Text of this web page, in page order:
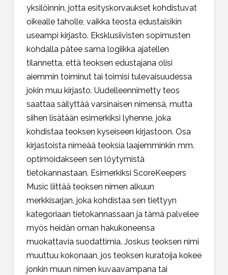
yksilöinnin, jotta esityskorvaukset kohdistuvat
oikealle taholle, vaikka teosta edustaisikin
useampi kirjasto. Eksklusiivisten sopimusten
kohdalla pätee sama logiikka ajatellen
tilannetta, että teoksen edustajana olisi
aiemmin toiminut tai toimisi tulevaisuudessa
jokin muu kirjasto. Uudelleennimetty teos
saattaa säilyttää varsinaisen nimensä, mutta
siihen lisätään esimerkiksi lyhenne, joka
kohdistaa teoksen kyseiseen kirjastoon. Osa
kirjastoista nimeää teoksia laajemminkin mm.
optimoidakseen sen löytymistä
tietokannastaan. Esimerkiksi ScoreKeepers
Music liittää teoksen nimen alkuun
merkkisarjan, joka kohdistaa sen tiettyyn
kategoriaan tietokannassaan ja tämä palvelee
myös heidän oman hakukoneensa
muokattavia suodattimia. Joskus teoksen nimi
muuttuu kokonaan, jos teoksen kuratoija kokee
jonkin muun nimen kuvaavampana tai